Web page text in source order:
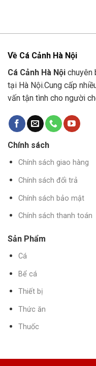
Về Cá Cảnh Hà Nội
Cá Cảnh Hà Nội chuyên
tại Hà Nội.Cung cấp
vấn tận tình cho người
Chính sách
Chính sách giao hàng
Chính sách đổi trả
Chính sách bảo mật
Chính sách thanh toán
Sản Phẩm
Cá
Bể cá
Thiết bị
Thức ăn
Thuốc